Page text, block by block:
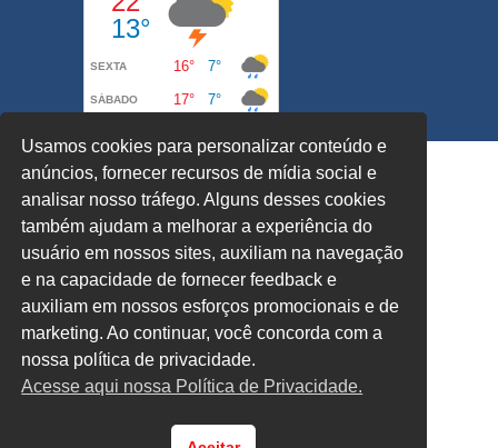
Usamos cookies para personalizar conteúdo e
anúncios, fornecer recursos de mídia social e
analisar nosso tráfego. Alguns desses cookies
também ajudam a melhorar a experiência do
usuário em nossos sites, auxiliam na navegação
e na capacidade de fornecer feedback e
auxiliam em nossos esforços promocionais e de
marketing. Ao continuar, você concorda com a
nossa política de privacidade.
Acesse aqui nossa Política de Privacidade.